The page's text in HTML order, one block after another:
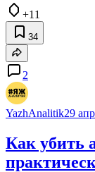
+11
34
2
YazhAnalitik29
Как убить